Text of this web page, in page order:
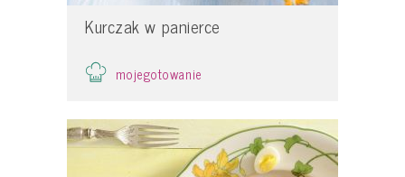
Kurczak w panierce
mojegotowanie